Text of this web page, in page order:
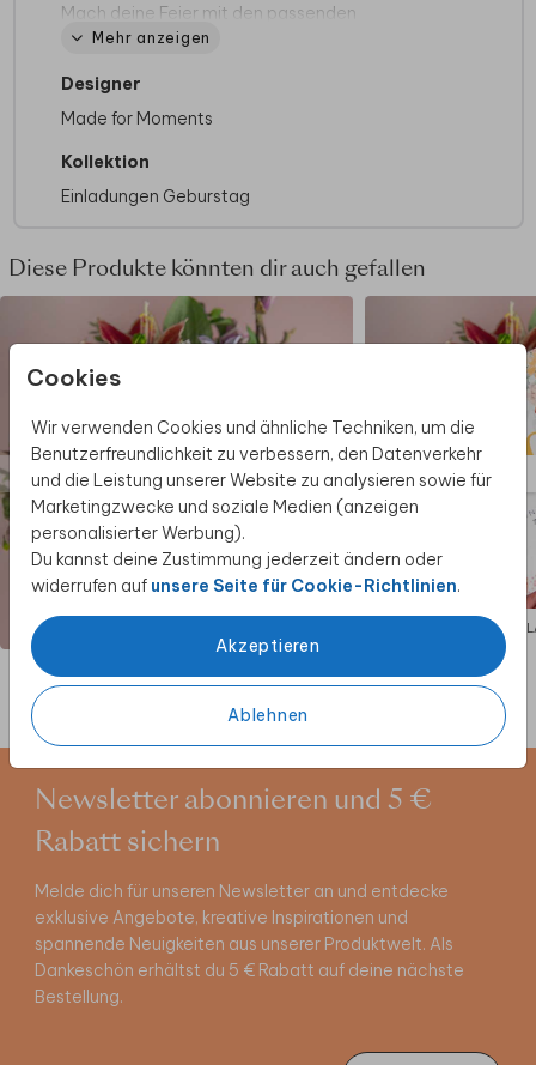
Cookies
Wir verwenden Cookies und ähnliche Techniken, um die
Benutzerfreundlichkeit zu verbessern, den Datenverkehr
und die Leistung unserer Website zu analysieren sowie für
Marketingzwecke und soziale Medien (anzeigen
personalisierter Werbung).
Du kannst deine Zustimmung jederzeit ändern oder
widerrufen auf unsere Seite für Cookie-Richtlinien.
Akzeptieren
Ablehnen
Mach deine Feier mit den passenden
Einladungskarten zur Gartenparty zu einem
deine Sommerparty, mit Illustrationen von
Flamingos auf einem rosa Hintergrund. Der Text
Auf der Suche nach mehr Inspiration? Sieh dir
gerne auch unsere anderen
Mehr anzeigen
Designer
Made for Moments
Kollektion
Einladungen Geburstag
Diese Produkte könnten dir auch gefallen
Newsletter abonnieren und 5 €
Rabatt sichern
Melde dich für unseren Newsletter an und entdecke
exklusive Angebote, kreative Inspirationen und
spannende Neuigkeiten aus unserer Produktwelt. Als
Dankeschön erhältst du 5 € Rabatt auf deine nächste
Bestellung.